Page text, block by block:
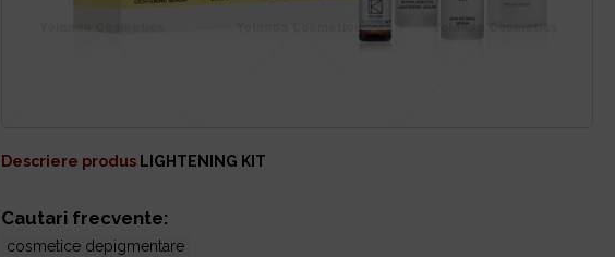
Descriere produs LIGHTENING KIT
Cautari frecvente:
cosmetice depigmentare